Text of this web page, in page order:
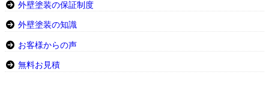
外壁塗装の保証制度
外壁塗装の知識
お客様からの声
無料お見積